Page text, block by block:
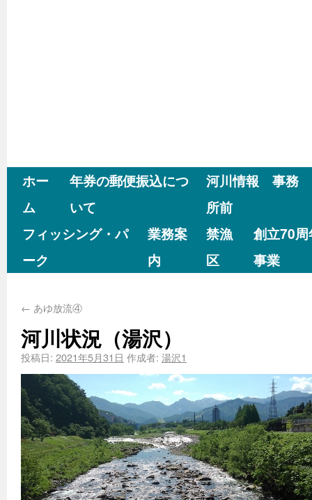
ホー
ム
年券の郵便振込につ
いて
河川情報 事務
所前
フィッシング・パ
ーク
業務案
内
禁漁
区
創立70
事業
← あゆ放流④
河川状況（湯沢）
投稿日: 2021年5月31日 作成者: 湯沢1